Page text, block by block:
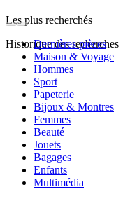
Les plus recherchés
Historique des recherches
Dernières pièces
Maison & Voyage
Hommes
Sport
Papeterie
Bijoux & Montres
Femmes
Beauté
Jouets
Bagages
Enfants
Multimédia